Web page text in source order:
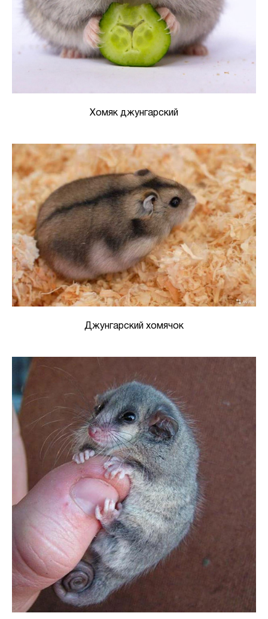
Хомяк джунгарский
Джунгарский хомячок